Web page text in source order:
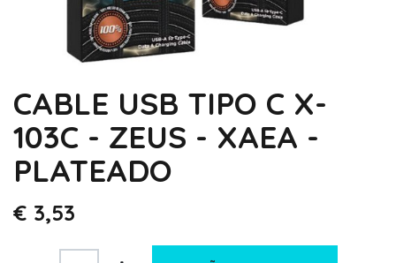
CABLE USB TIPO C X-
103C - ZEUS - XAEA -
PLATEADO
€ 3,53